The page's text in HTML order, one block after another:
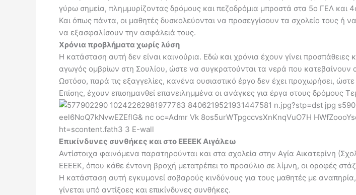
γύρω σημεία, πλημμυρίζοντας δρόμους και πεζοδρόμια μπροστά στα 5ο ΓΕΛ και
Και όπως πάντα, οι μαθητές δυσκολεύονται να προσεγγίσουν τα σχολείο τους ή
να εξασφαλίσουν την ασφάλειά τους.
Χρόνια προβλήματα χωρίς λύση
Η κατάσταση αυτή δεν είναι καινούρια. Εδώ και χρόνια έχουν γίνει
αγωγός ομβρίων στη Σουλίου, ώστε να συγκρατούνται τα νερά που κατεβαίνουν
Ωστόσο, παρά τις εξαγγελίες, κανένα ουσιαστικό έργο δεν έχει προχωρήσει,
Επίσης, έχουν επισημανθεί επανειλημμένα οι ανάγκες για έργα στους δρόμους
Επικίνδυνες συνθήκες και στο ΕΕΕΕΚ Αιγάλεω
Αντίστοιχα φαινόμενα παρατηρούνται και στα σχολεία στην Αγία Αικατερίνη
ΕΕΕΕΚ, όπου κάθε έντονη βροχή μετατρέπει το προαύλιο σε λίμνη, οι οροφές
Η κατάσταση αυτή εγκυμονεί σοβαρούς κινδύνους για τους μαθητές με
γίνεται υπό αντίξοες και επικίνδυνες συνθήκες.